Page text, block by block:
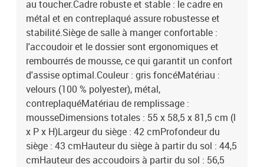
au toucher.Cadre robuste et stable : le cadre en
métal et en contreplaqué assure robustesse et
stabilité.Siège de salle à manger confortable :
l'accoudoir et le dossier sont ergonomiques et
rembourrés de mousse, ce qui garantit un confort
d'assise optimal.Couleur : gris foncéMatériau :
velours (100 % polyester), métal,
contreplaquéMatériau de remplissage :
mousseDimensions totales : 55 x 58,5 x 81,5 cm (l
x P x H)Largeur du siège : 42 cmProfondeur du
siège : 43 cmHauteur du siège à partir du sol : 44,5
cmHauteur des accoudoirs à partir du sol : 56,5